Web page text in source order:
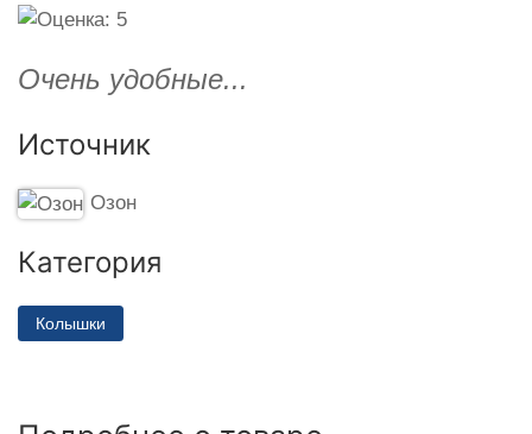
Очень удобные...
Источник
Озон
Категория
Колышки